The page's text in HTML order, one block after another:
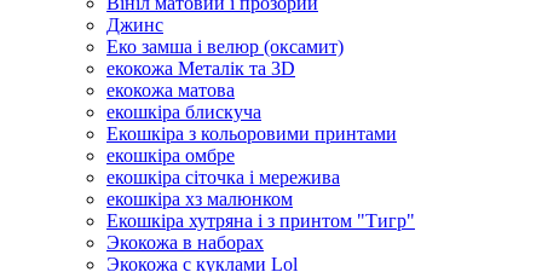
Джинс
Еко замша і велюр (оксамит)
екокожа Металік та 3D
екокожа матова
екошкіра блискуча
Екошкіра з кольоровими принтами
екошкіра омбре
екошкіра сіточка і мережива
екошкіра хз малюнком
Екошкіра хутряна і з принтом "Тигр"
Экокожа в наборах
Экокожа с куклами Lol